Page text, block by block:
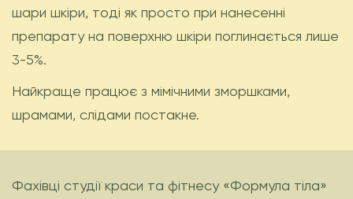
шари шкіри, тоді як просто при нанесенні
препарату на поверхню шкіри поглинається лише
3-5%.
Найкраще працює з мімічними зморшками,
шрамами, слідами постакне.
Фахівці студії краси та фітнесу «Формула тіла»